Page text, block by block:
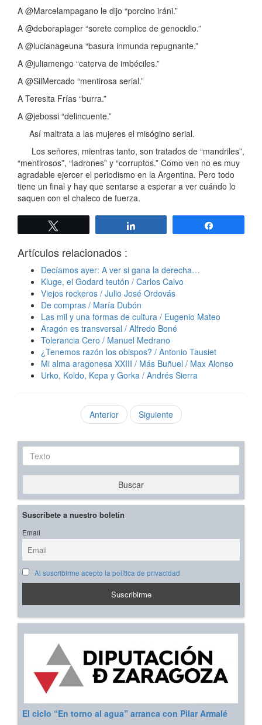
A @Marcelampagano le dijo “porcino iráni.”
A @deboraplager “sorete complice de genocidio.”
A @lucianageuna “basura inmunda repugnante.”
A @juliamengo “caterva de imbéciles.”
A @SilMercado “mentirosa serial.”
A Teresita Frías “burra.”
A @jebossi “delincuente.”
Así maltrata a las mujeres el misógino serial.
Los señores, mientras tanto, son tratados de “mandriles”,
“mentirosos”, “ladrones” y “corruptos.” Como ven no es muy
agradable ejercer el periodismo en la Argentina. Pero todo
tiene un final y hay que sentarse a esperar a ver cuándo lo
saquen con el chaleco de fuerza.
Artículos relacionados :
Decíamos ayer: A ver si gana la derecha…
Kluge, el Godard teutón / Carlos Calvo
Viejos rockeros / Julio José Ordovás
De compras / María Dubón
Las mil y una formas de cultura / Eugenio Mateo
Aragón es transversal / Alfredo Boné
Tolerancia Cero / Manuel Medrano
¿Tenemos razón los obispos? / Antonio Tausiet
Mi alma aragonesa XXIII / Más Buñuel / Max Alonso
Urko, Koldo, Kepa y Gorka / Andrés Sierra
Anterior Siguiente
Texto
Buscar
Suscríbete a nuestro boletín
Email
Al suscribirme acepto la política de privacidad
El ciclo “En torno al agua” arranca con Pilar Armalé